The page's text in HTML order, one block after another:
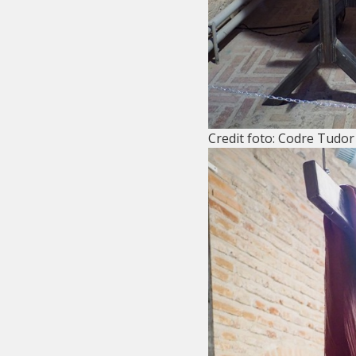
Credit foto: Codre Tudor